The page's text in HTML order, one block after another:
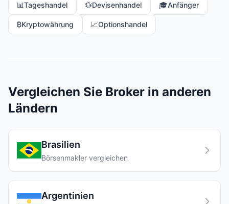
📊Tageshandel 💱Devisenhandel 🎓Anfänger
₿Kryptowährung 📈Optionshandel
Vergleichen Sie Broker in anderen
Ländern
Brasilien
Börsenmakler vergleichen
Argentinien